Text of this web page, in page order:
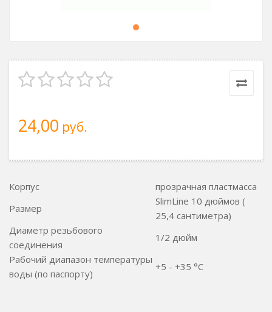
24,00 руб.
Корпус
прозрачная пластмасса
Размер
SlimLine 10 дюймов (
25,4 сантиметра)
Диаметр резьбового
соединения
1/2 дюйм
Рабочий диапазон температуры
воды (по паспорту)
+5 - +35 °C